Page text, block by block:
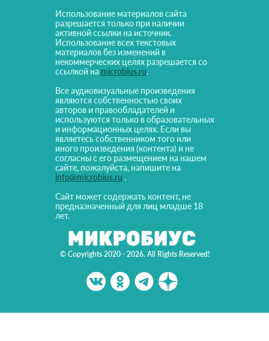
© Copyrights 2020 - 2026. All Rights Reserved!
Использование материалов сайта
разрешается только при наличии
активной ссылки на источник.
Использование всех текстовых
материалов без изменений в
некоммерческих целях разрешается со
ссылкой на microbius.ru.
Все аудиовизуальные произведения
являются собственностью своих
авторов и правообладателей и
используются только в образовательных
и информационных целях. Если вы
являетесь собственником того или
иного произведения (контента) и не
согласны с его размещением на нашем
сайте, пожалуйста, напишите на
info@microbius.ru .
Сайт может содержать контент, не
предназначенный для лиц младше 18
лет.